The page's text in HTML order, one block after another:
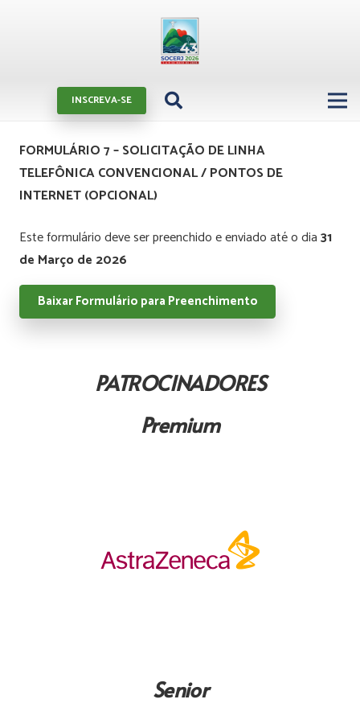
INSCREVA-SE
FORMULÁRIO 7 – SOLICITAÇÃO DE LINHA
TELEFÔNICA CONVENCIONAL / PONTOS DE
INTERNET (OPCIONAL)
Este formulário deve ser preenchido e enviado até o dia31
de Março de 2026
Baixar Formulário para Preenchimento
PATROCINADORES
Premium
Senior